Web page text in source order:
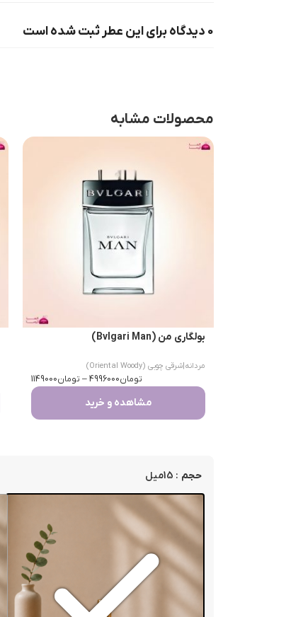
0 دیدگاه برای این عطر ثبت شده است
محصولات مشابه
بولگاری من (Bvlgari Man)
مردانه|شرقی چوبی (Oriental Woody)
تومان4996000
– تومان1149000
مشاهده و خرید
حجم : 15میل